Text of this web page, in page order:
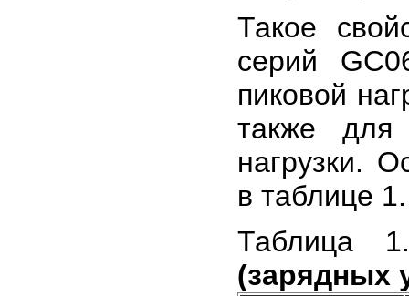
Такое
серий
пиковой
также для
нагрузки.
в таблице 1.
Таблица
(зарядных